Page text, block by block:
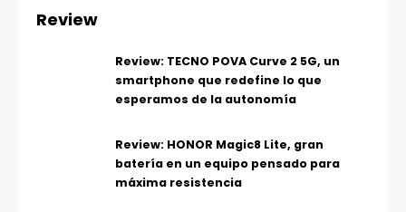
Review
Review: TECNO POVA Curve 2 5G, un
smartphone que redefine lo que
esperamos de la autonomía
Review: HONOR Magic8 Lite, gran
batería en un equipo pensado para
máxima resistencia